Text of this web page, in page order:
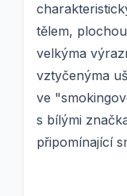
tělem,
velkýma
vztyčenýma
ve
s bílými
připomínající